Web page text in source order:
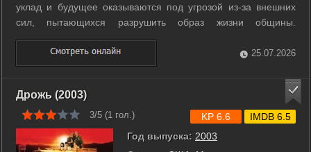
уклад и будущее оказываются под угрозой из‑за внешних
сил, пытающихся разрушить образ жизни общины.
Владелец ранчо Стейтен Киркланд тяжело переживает
утрату и задумал месть. Единственной отдушиной для него
стала Куинн О’Грейди, давняя подруга ...
25.07.2026
Дрожь (2003)
3/5 (1 гол.)
Год выпуска: 2003
KP 6.6 IMDB 6.5